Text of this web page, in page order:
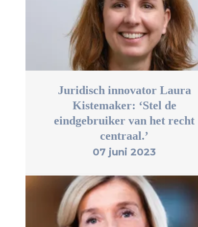
Juridisch innovator Laura
Kistemaker: ‘Stel de
eindgebruiker van het recht
centraal.’
07 juni 2023